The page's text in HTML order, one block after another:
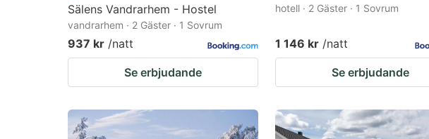
for
changing
dates.
for
dates.
Sälens Vandrarhem - Hostel
vandrarhem · 2 Gäster · 1 Sovrum
937 kr /natt
Se erbjudande
hotell · 2 Gäster · 1 Sovrum
1 146 kr /natt
Se erbjudande